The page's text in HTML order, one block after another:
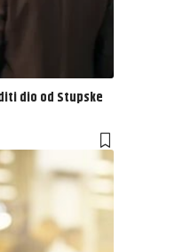
dio od Stupske